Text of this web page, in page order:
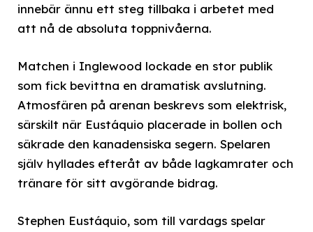
innebär ännu ett steg tillbaka i arbetet med
att nå de absoluta toppnivåerna.
Matchen i Inglewood lockade en stor publik
som fick bevittna en dramatisk avslutning.
Atmosfären på arenan beskrevs som elektrisk,
särskilt när Eustáquio placerade in bollen och
säkrade den kanadensiska segern. Spelaren
själv hyllades efteråt av både lagkamrater och
tränare för sitt avgörande bidrag.
Stephen Eustáquio, som till vardags spelar